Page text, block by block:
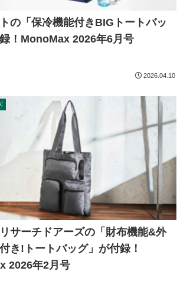
の「保冷機能付きBIGトートバッ
！MonoMax 2026年6月号
2026.04.10
サーチドアーズの「財布機能&外
き!トートバッグ」が付録！
2026年2月号